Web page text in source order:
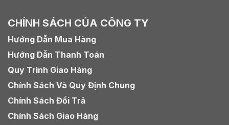
CHÍNH SÁCH CỦA CÔNG TY
Hướng Dẫn Mua Hàng
Hướng Dẫn Thanh Toán
Quy Trình Giao Hàng
Chính Sách Và Quy Định Chung
Chính Sách Đổi Trả
Chính Sách Giao Hàng